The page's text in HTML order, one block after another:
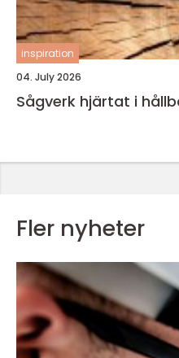
inspiration
04. July 2026
Sågverk hjärtat i
Fler nyheter